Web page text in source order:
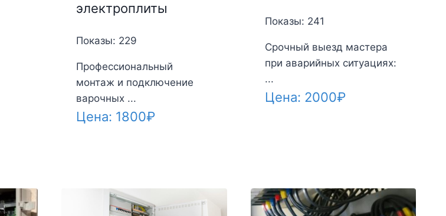
электроплиты
Показы: 229
Профессиональный
монтаж и подключение
варочных ...
Цена: 1800₽
Показы: 241
Срочный выезд мастера
при аварийных ситуациях:
...
Цена: 2000₽